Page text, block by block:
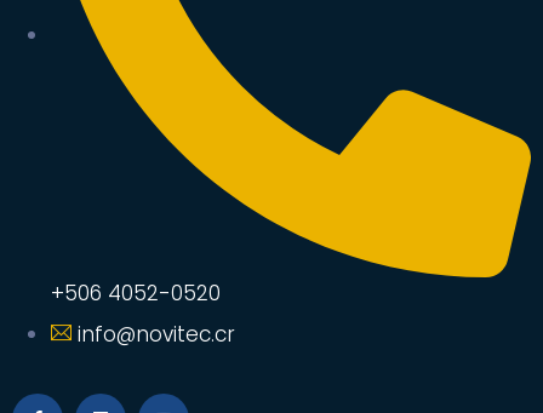
+506 4052-0520
info@novitec.cr